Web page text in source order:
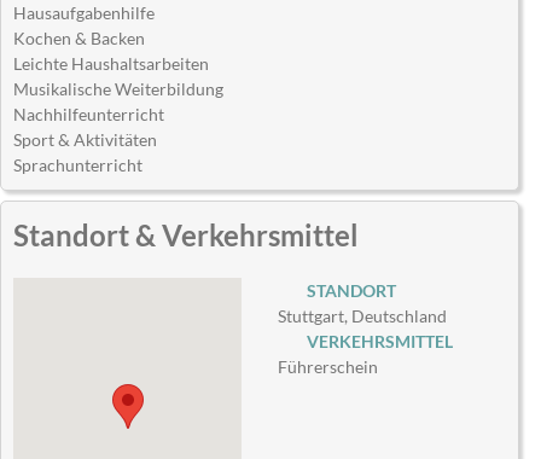
Hausaufgabenhilfe
Kochen & Backen
Leichte Haushaltsarbeiten
Musikalische Weiterbildung
Nachhilfeunterricht
Sport & Aktivitäten
Sprachunterricht
Standort & Verkehrsmittel
STANDORT
Stuttgart, Deutschland
VERKEHRSMITTEL
Führerschein